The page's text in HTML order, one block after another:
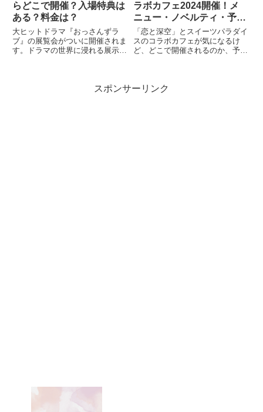
らどこで開催？入場特典は
ある？料金は？
大ヒットドラマ『おっさんずラ
ブ』の展覧会がついに開催されま
す。ドラマの世界に浸れる展示内
しますので、ぜひ最後までお付き
ラボカフェ2024開催！メ
ニュー・ノベルティ・予約
方法を徹底解説
「恋と深空」とスイーツパラダイ
スのコラボカフェが気になるけ
ど、どこで開催されるのか、予約
所が知りたい予約の仕方やコラボ
スポンサーリンク